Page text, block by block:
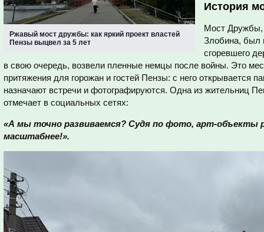
Ржавый мост дружбы: как яркий проект властей
Пензы выцвел за 5 лет
История
Мост Дружбы,
Злобина, был
сгоревшего
в свою очередь, возвели пленные немцы после войны. Это
притяжения для горожан и гостей Пензы: с него открывается
назначают встречи и фотографируются. Одна из жительниц
отмечает в социальных сетях:
«А мы точно развиваемся? Судя по фото, арт-объекты
масштабнее!».